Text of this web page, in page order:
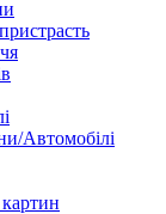
Автомобілі